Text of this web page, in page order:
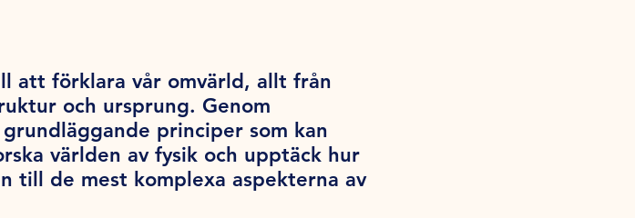
att förklara vår omvärld, allt från
och ursprung. Genom
principer som kan
världen av fysik och upptäck hur
till de mest komplexa aspekterna av